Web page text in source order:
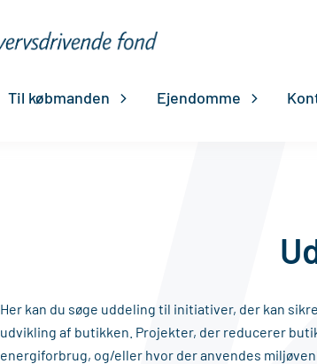
Til købmanden Ejendomme
Her kan du søge uddeling til initiativer, der kan
udvikling af butikken. Projekter, der reducerer
energiforbrug, og/eller hvor der anvendes